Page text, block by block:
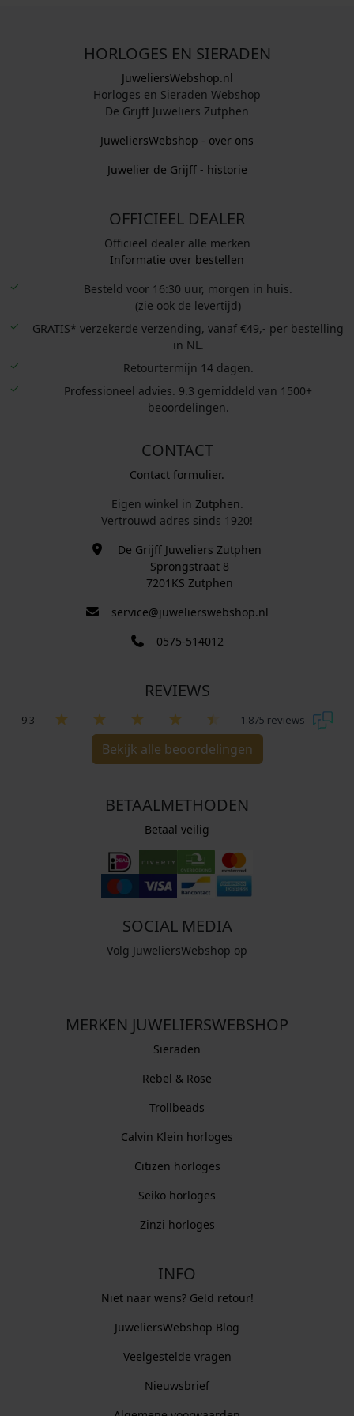
HORLOGES EN SIERADEN
JuweliersWebshop.nl
Horloges en Sieraden Webshop
De Grijff Juweliers Zutphen
JuweliersWebshop - over ons
Juwelier de Grijff - historie
OFFICIEEL DEALER
Officieel dealer alle merken
Informatie over bestellen
Besteld voor 16:30 uur, morgen in huis.
(zie ook de levertijd)
GRATIS* verzekerde verzending, vanaf €49,- per bestelling
in NL.
Retourtermijn 14 dagen.
Professioneel advies. 9.3 gemiddeld van 1500+
beoordelingen.
CONTACT
Contact formulier.
Eigen winkel in Zutphen.
Vertrouwd adres sinds 1920!
De Grijff Juweliers Zutphen
Sprongstraat 8
7201KS Zutphen
service@juwelierswebshop.nl
0575-514012
REVIEWS
9.3 1.875 reviews
Bekijk alle beoordelingen
BETAALMETHODEN
Betaal veilig
SOCIAL MEDIA
Volg JuweliersWebshop op
MERKEN JUWELIERSWEBSHOP
Sieraden
Rebel & Rose
Trollbeads
Calvin Klein horloges
Citizen horloges
Seiko horloges
Zinzi horloges
INFO
Niet naar wens? Geld retour!
JuweliersWebshop Blog
Veelgestelde vragen
Nieuwsbrief